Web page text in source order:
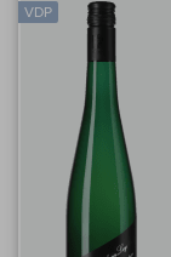
VDP